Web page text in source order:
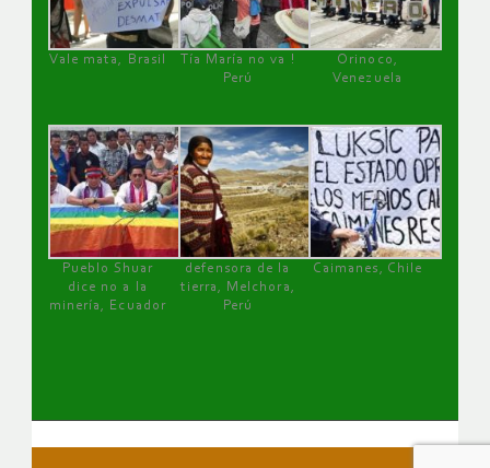
Vale mata, Brasil
Tía María no va !
Perú
Orinoco,
Venezuela
Pueblo Shuar
dice no a la
minería, Ecuador
defensora de la
tierra, Melchora,
Perú
Caimanes, Chile